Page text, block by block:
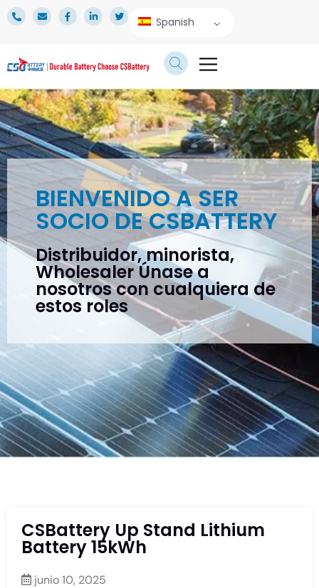
Spanish
BIENVENIDO A SER
SOCIO DE CSBATTERY
Distribuidor, minorista,
Wholesaler Únase a
nosotros con cualquiera de
estos roles
CSBattery Up Stand Lithium
Battery 15kWh
junio 10, 2025